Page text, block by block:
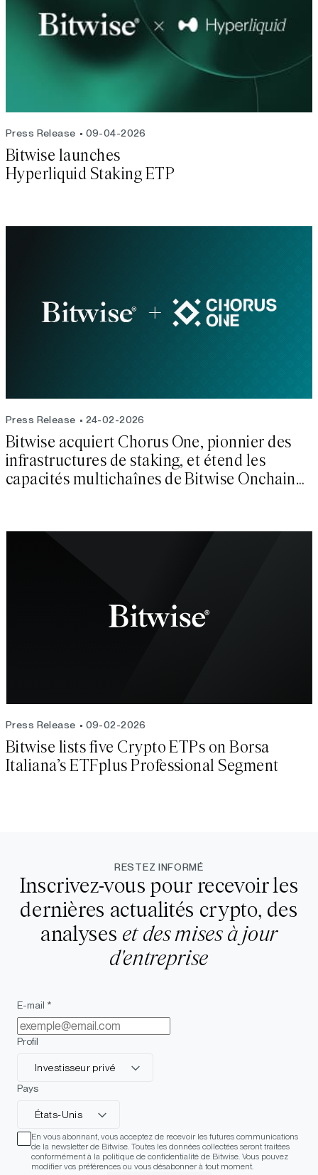
Press Release 09-04-2026
Bitwise launches
Hyperliquid Staking ETP
Press Release 24-02-2026
Bitwise acquiert Chorus One, pionnier des
infrastructures de staking, et étend les
capacités multichaînes de Bitwise Onchain
Press Release 09-02-2026
Bitwise lists five Crypto ETPs on Borsa
Italiana’s ETFplus Professional Segment
RESTEZ INFORMÉ
Inscrivez-vous pour recevoir les
dernières actualités crypto, des
analyses et des mises à jour
d'entreprise
E-mail *
Profil
Investisseur privé
Pays
États-Unis
En vous abonnant, vous acceptez de recevoir les futures communications
de la newsletter de Bitwise. Toutes les données collectées seront traitées
conformément à la politique de confidentialité de Bitwise. Vous pouvez
modifier vos préférences ou vous désabonner à tout moment.